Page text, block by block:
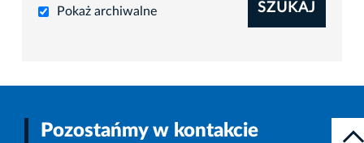
Pokaż archiwalne SZUKAJ
Pozostańmy w kontakcie